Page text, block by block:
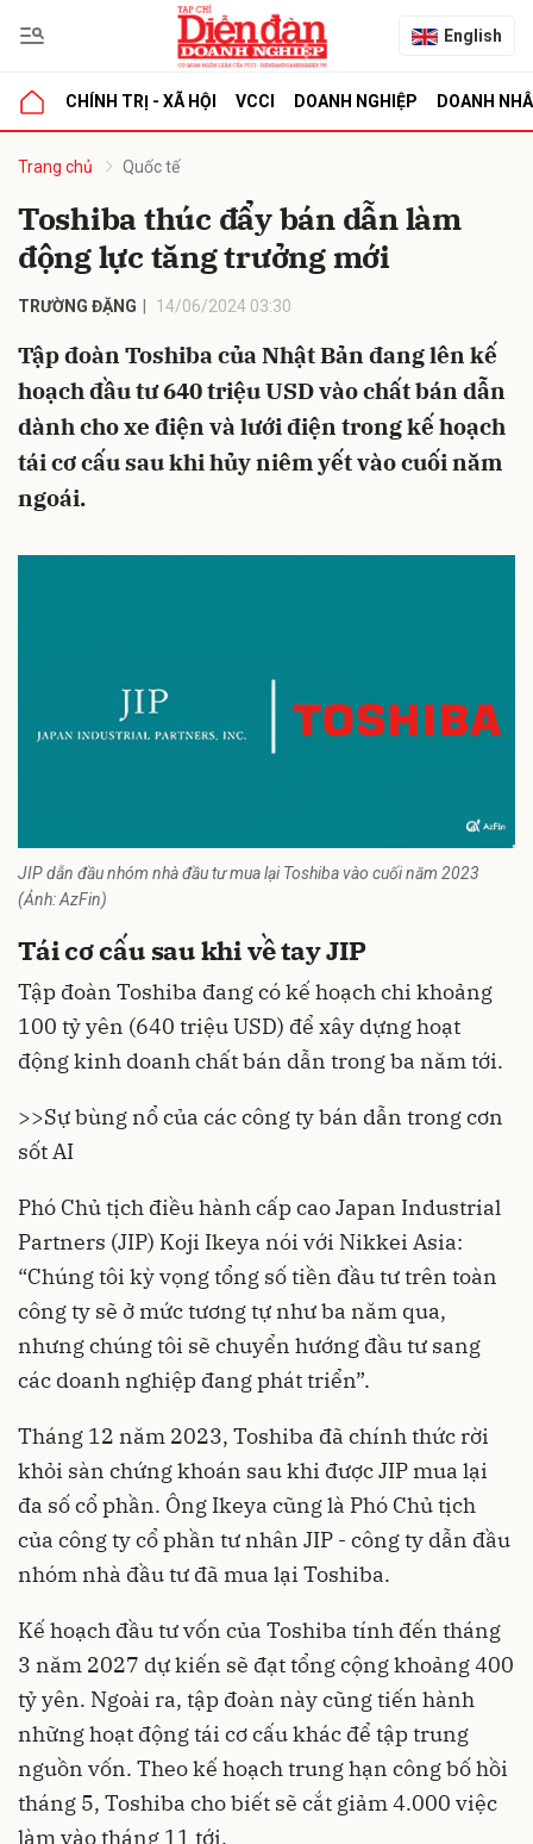
English
CHÍNH TRỊ - XÃ HỘI VCCI DOANH NGHIỆP DOANH
Trang chủ Quốc tế
Toshiba thúc đẩy bán dẫn làm
động lực tăng trưởng mới
TRƯỜNG ĐẶNG 14/06/2024 03:30
Tập đoàn Toshiba của Nhật Bản đang lên kế
hoạch đầu tư 640 triệu USD vào chất bán dẫn
dành cho xe điện và lưới điện trong kế hoạch
tái cơ cấu sau khi hủy niêm yết vào cuối năm
ngoái.
JIP dẫn đầu nhóm nhà đầu tư mua lại Toshiba vào cuối năm 2023
(Ảnh: AzFin)
Tái cơ cấu sau khi về tay JIP
Tập đoàn Toshiba đang có kế hoạch chi khoảng
100 tỷ yên (640 triệu USD) để xây dựng hoạt
động kinh doanh chấtbán dẫn trong ba năm tới.
>>Sự bùng nổ của các công ty bán dẫn trong cơn
sốt AI
Phó Chủ tịch điều hành cấp cao Japan Industrial
Partners (JIP) Koji Ikeya nói với Nikkei Asia:
“Chúng tôi kỳ vọng tổng số tiền đầu tư trên toàn
công ty sẽ ở mức tương tự như ba năm qua,
nhưng chúng tôi sẽ chuyển hướng đầu tư sang
các doanh nghiệp đang phát triển”.
Tháng 12 năm 2023, Toshiba đã chính thức rời
khỏi sàn chứng khoán sau khi được JIP mua lại
đa số cổ phần. Ông Ikeya cũng là Phó Chủ tịch
của công ty cổ phần tư nhân JIP - công ty dẫn đầu
nhóm nhà đầu tư đã mua lại Toshiba.
Kế hoạch đầu tư vốn của Toshiba tính đến tháng
3 năm 2027 dự kiến sẽ đạt tổng cộng khoảng 400
tỷ yên. Ngoài ra, tập đoàn này cũng tiến hành
những hoạt động tái cơ cấu khác để tập trung
nguồn vốn. Theo kế hoạch trung hạn công bố hồi
tháng 5, Toshiba cho biết sẽ cắt giảm 4.000 việc
làm vào tháng 11 tới.
luận
Hủy